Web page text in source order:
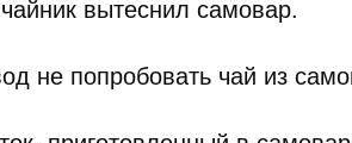
вытеснил самовар.
не попробовать чай из